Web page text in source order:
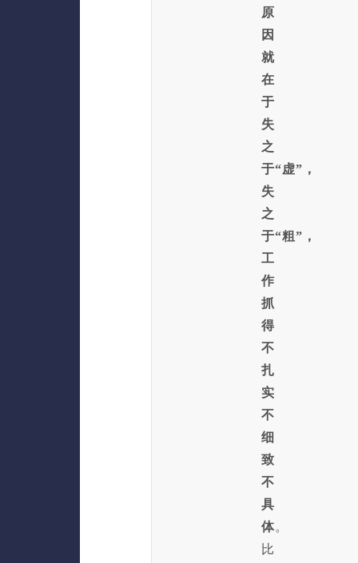
原
因
就
在
于
失
之
于“虚”，
失
之
于“粗”，
工
作
抓
得
不
扎
实
不
细
致
不
具
体。
比